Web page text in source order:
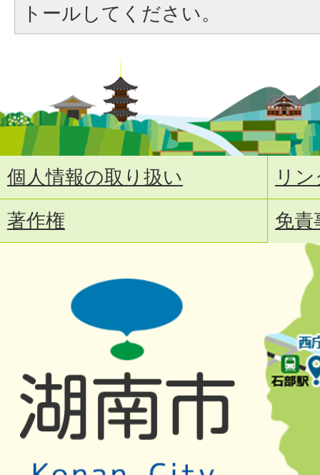
トールしてください。
個人情報の取り扱い
リ
著作権
免責